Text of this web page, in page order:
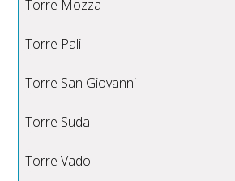
Torre Mozza
Torre Pali
Torre San Giovanni
Torre Suda
Torre Vado